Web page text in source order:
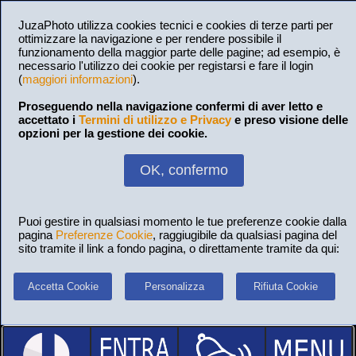
JuzaPhoto utilizza cookies tecnici e cookies di terze parti per
ottimizzare la navigazione e per rendere possibile il
funzionamento della maggior parte delle pagine; ad esempio, è
necessario l'utilizzo dei cookie per registarsi e fare il login
(maggiori informazioni).
Proseguendo nella navigazione confermi di aver letto e
accettato i Termini di utilizzo e Privacy e preso visione delle
opzioni per la gestione dei cookie.
OK, confermo
Puoi gestire in qualsiasi momento le tue preferenze cookie dalla
pagina Preferenze Cookie, raggiugibile da qualsiasi pagina del
sito tramite il link a fondo pagina, o direttamente tramite da qui:
Accetta Cookie Personalizza Rifiuta Cookie